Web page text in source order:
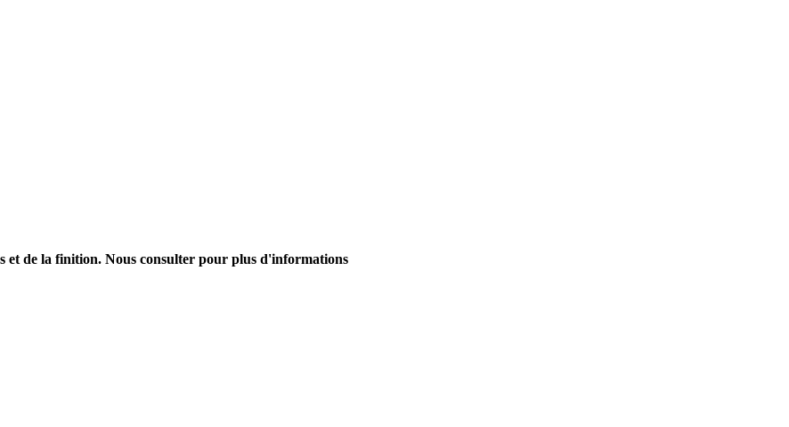
et de la finition. Nous consulter pour plus d'informations